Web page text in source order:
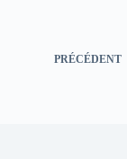
PRÉCÉDENT